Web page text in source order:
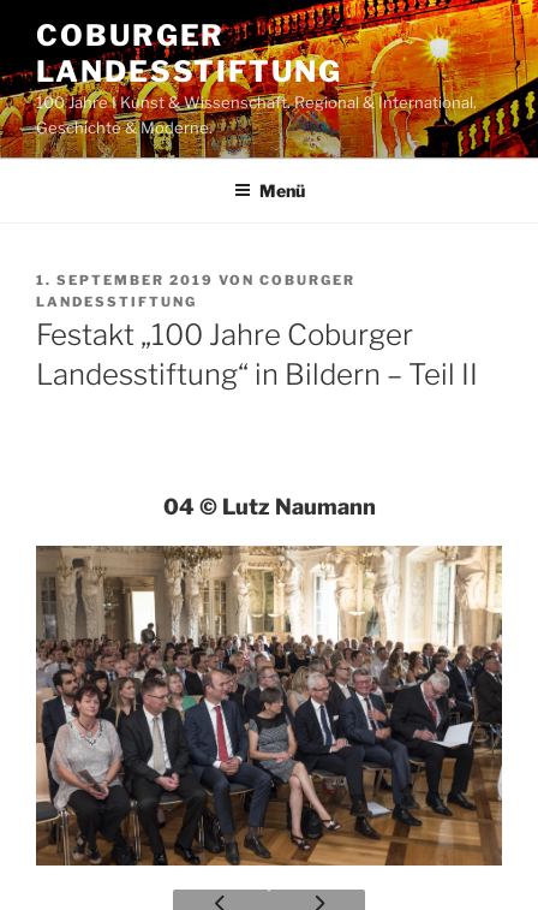
Inhalt
springen
COBURGER
LANDESSTIFTUNG
100 Jahre I Kunst & Wissenschaft. Regional & International.
Geschichte & Moderne.
Menü
VERÖFFENTLICHT
AM
1. SEPTEMBER 2019 VON COBURGER
LANDESSTIFTUNG
Festakt „100 Jahre Coburger
Landesstiftung“ in Bildern – Teil II
04 © Lutz Naumann